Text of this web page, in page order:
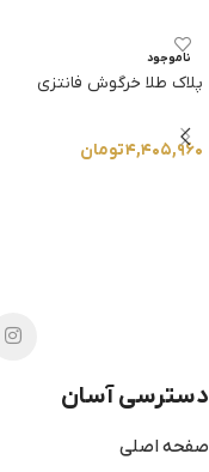
ناموجود
پلاک طلا خرگوش فانتزی
۴,۴۰۵,۹۶۰تومان
دسترسی آسان
صفحه اصلی